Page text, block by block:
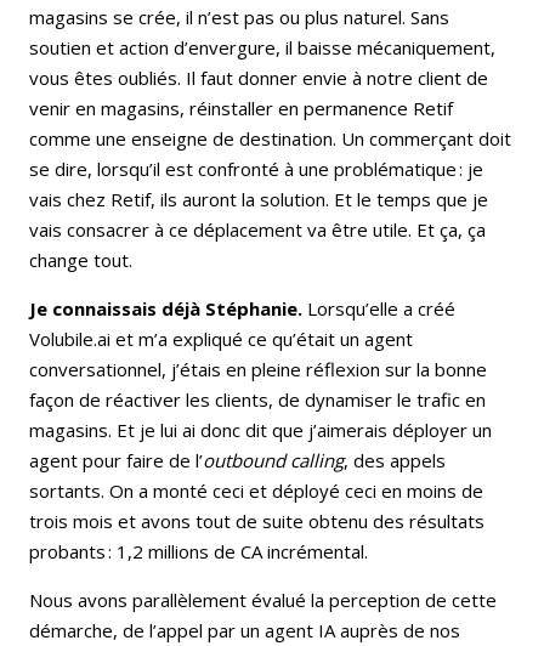
magasins se crée, il n’est pas ou plus naturel. Sans
soutien et action d’envergure, il baisse mécaniquement,
vous êtes oubliés. Il faut donner envie à notre client de
venir en magasins, réinstaller en permanence Retif
comme une enseigne de destination. Un commerçant doit
se dire, lorsqu’il est confronté à une problématique : je
vais chez Retif, ils auront la solution. Et le temps que je
vais consacrer à ce déplacement va être utile. Et ça, ça
change tout.
Je connaissais déjà Stéphanie. Lorsqu’elle a créé
Volubile.ai et m’a expliqué ce qu’était un agent
conversationnel, j’étais en pleine réflexion sur la bonne
façon de réactiver les clients, de dynamiser le trafic en
magasins. Et je lui ai donc dit que j’aimerais déployer un
agent pour faire de l’outbound calling, des appels
sortants. On a monté ceci et déployé ceci en moins de
trois mois et avons tout de suite obtenu des résultats
probants : 1,2 millions de CA incrémental.
Nous avons parallèlement évalué la perception de cette
démarche, de l’appel par un agent IA auprès de nos